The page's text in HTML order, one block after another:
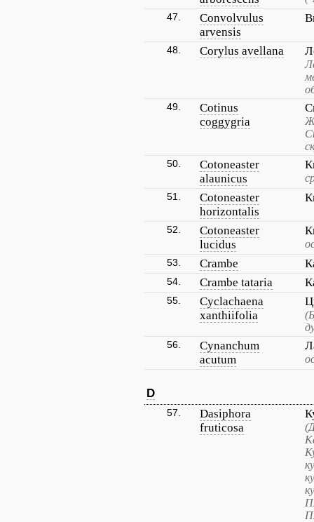
47.
Convolvulus
arvensis
48. Corylus avellana
49.
Cotinus
coggygria
50.
Cotoneaster
alaunicus
51.
Cotoneaster
horizontalis
52.
Cotoneaster
lucidus
53. Crambe
54. Crambe tataria
55.
Cyclachaena
xanthiifolia
56.
Cynanchum
acutum
D
57.
Dasiphora
fruticosa